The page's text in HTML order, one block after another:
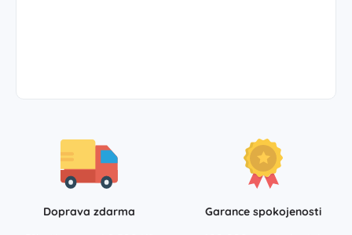
Doprava zdarma
Garance spokojenosti